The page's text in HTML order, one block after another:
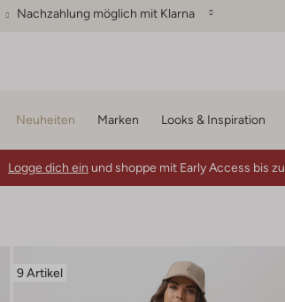
Nachzahlung möglich mit Klarna
Neuheiten Marken Looks & Inspiration
Logge dich ein und shoppe mit Early Access bis zu
9 Artikel